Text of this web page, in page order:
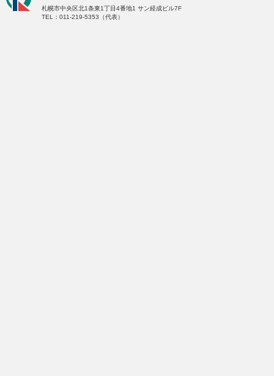
札幌市中央区北1条東1丁目4番地1 サン経成ビル7F
TEL：011-219-5353（代表）